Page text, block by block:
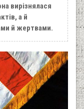
вирізнялася
а й
й жертвами.